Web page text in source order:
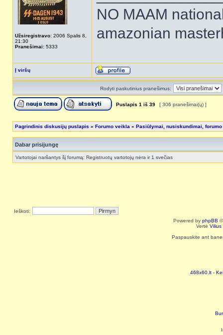
Užsiregistravo: 2006 Spalis 8,
21:30
Pranešimai: 5333
NO MAAM
amazonian
Į viršų
Rodyti paskutinius pranešimus:
Puslapis 1 iš 39 [ 306 pranešimai(ų) ]
Pagrindinis diskusijų puslapis » Forumo veikla » Pasiūlymai, nusiskundimai,
Dabar prisijungę
Vartotojai naršantys šį forumą: Registruotų vartotojų nėra ir 1 svečias
Ieškoti:
Powered by phpBB
Vertė Vilius
Paspauskite ant
468x60.lt -